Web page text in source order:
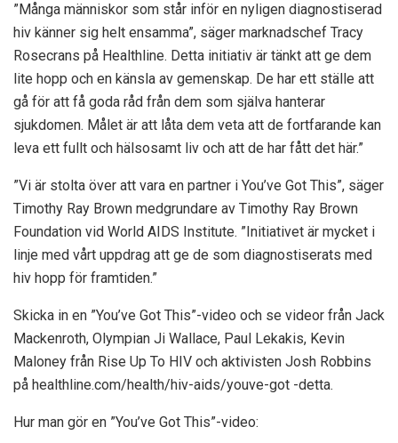
”Många människor som står inför en nyligen diagnostiserad
hiv känner sig helt ensamma”, säger marknadschef Tracy
Rosecrans på Healthline. Detta initiativ är tänkt att ge dem
lite hopp och en känsla av gemenskap. De har ett ställe att
gå för att få goda råd från dem som själva hanterar
sjukdomen. Målet är att låta dem veta att de fortfarande kan
leva ett fullt och hälsosamt liv och att de har fått det här.”
”Vi är stolta över att vara en partner i You’ve Got This”, säger
Timothy Ray Brown medgrundare av Timothy Ray Brown
Foundation vid World AIDS Institute. ”Initiativet är mycket i
linje med vårt uppdrag att ge de som diagnostiserats med
hiv hopp för framtiden.”
Skicka in en ”You’ve Got This”-video och se videor från Jack
Mackenroth, Olympian Ji Wallace, Paul Lekakis, Kevin
Maloney från Rise Up To HIV och aktivisten Josh Robbins
på healthline.com/health/hiv-aids/youve-got -detta.
Hur man gör en ”You’ve Got This”-video: